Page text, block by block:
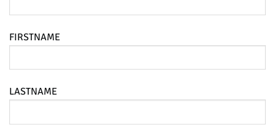
FIRSTNAME
LASTNAME